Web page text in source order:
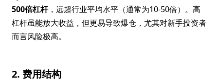
500倍杠杆，远超行业平均水平（通常为10-50倍）。高
杠杆虽能放大收益，但更易导致爆仓，尤其对新手投资者
而言风险极高。
2. 费用结构